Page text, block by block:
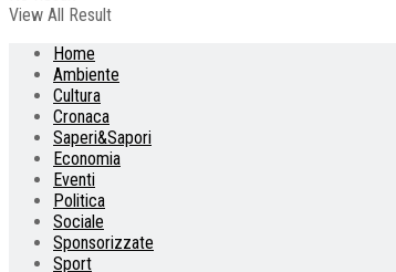
View All Result
Home
Ambiente
Cultura
Cronaca
Saperi&Sapori
Economia
Eventi
Politica
Sociale
Sponsorizzate
Sport